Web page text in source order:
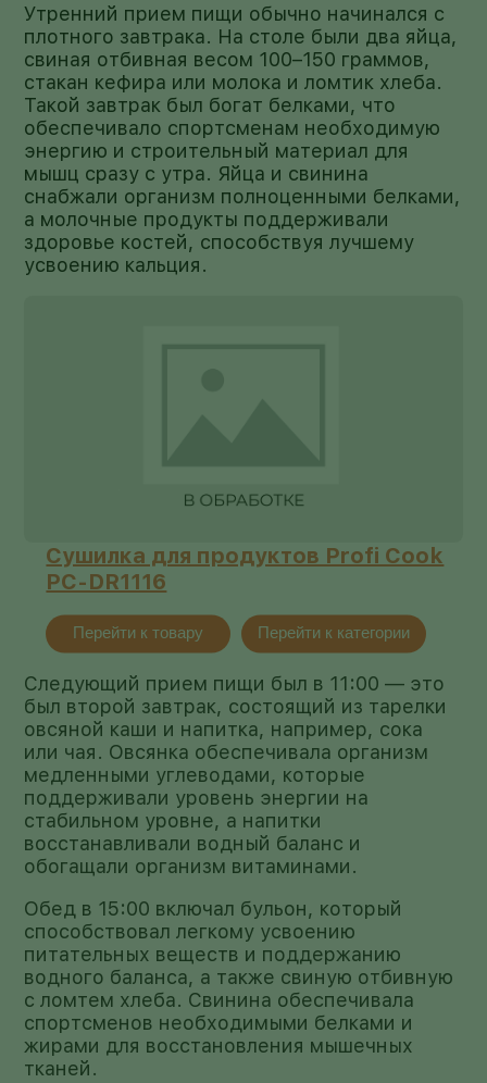
Утренний прием пищи обычно начинался с
плотного завтрака. На столе были два яйца,
свиная отбивная весом 100–150 граммов,
стакан кефира или молока и ломтик хлеба.
Такой завтрак был богат белками, что
обеспечивало спортсменам необходимую
энергию и строительный материал для
мышц сразу с утра. Яйца и свинина
снабжали организм полноценными белками,
а молочные продукты поддерживали
здоровье костей, способствуя лучшему
усвоению кальция.
Сушилка для продуктов Profi Cook
PC-DR1116
Перейти к товару Перейти к категории
Следующий прием пищи был в 11:00 — это
был второй завтрак, состоящий из тарелки
овсяной каши и напитка, например, сока
или чая. Овсянка обеспечивала организм
медленными углеводами, которые
поддерживали уровень энергии на
стабильном уровне, а напитки
восстанавливали водный баланс и
обогащали организм витаминами.
Обед в 15:00 включал бульон, который
способствовал легкому усвоению
питательных веществ и поддержанию
водного баланса, а также свиную отбивную
с ломтем хлеба. Свинина обеспечивала
спортсменов необходимыми белками и
жирами для восстановления мышечных
тканей.